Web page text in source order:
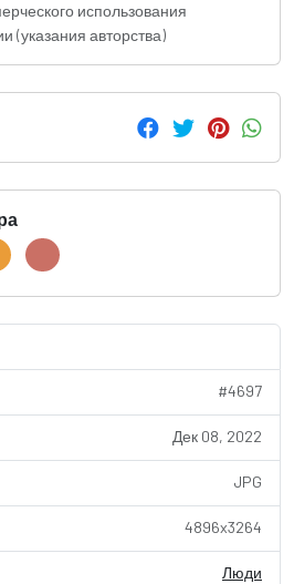
использования
(указания авторства)
#4697
Дек 08, 2022
JPG
4896x3264
Люди